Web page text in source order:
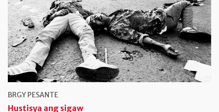
BRGY PESANTE
Hustisya ang sigaw